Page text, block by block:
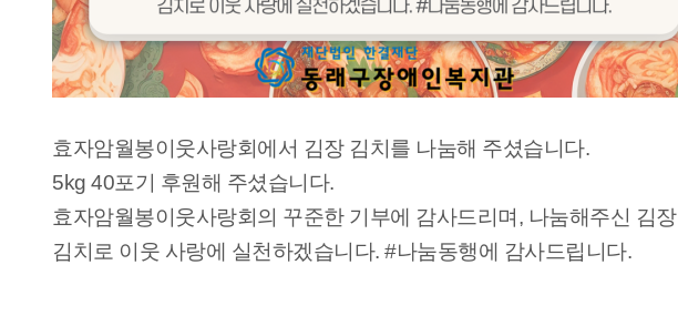
효자암월봉이웃사랑회에서 김장 김치를 나눔해 주셨습니다.
5kg 40포기 후원해 주셨습니다.
효자암월봉이웃사랑회의 꾸준한 기부에 감사드리며, 나눔해주신 김장
김치로 이웃 사랑에 실천하겠습니다. #나눔동행에 감사드립니다.